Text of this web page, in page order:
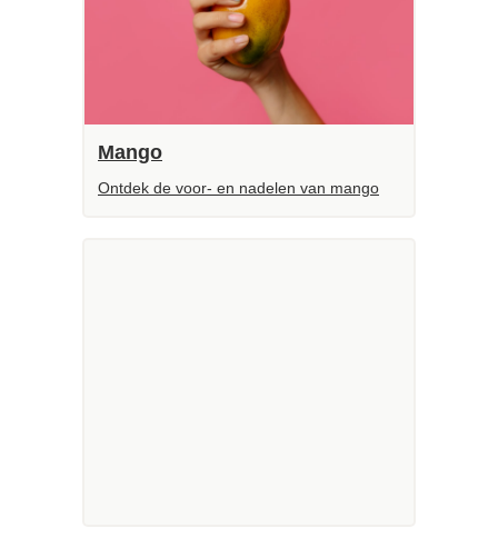
Mango
Ontdek de voor- en nadelen van mango